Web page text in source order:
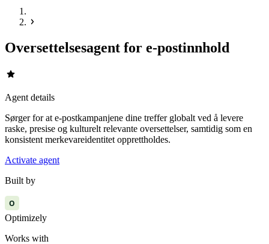
Oversettelsesagent for e-postinnhold
star
Agent details
Sørger for at e-postkampanjene dine treffer globalt ved å levere
raske, presise og kulturelt relevante oversettelser, samtidig som en
konsistent merkevareidentitet opprettholdes.
Activate agent
Built by
O
Optimizely
Works with